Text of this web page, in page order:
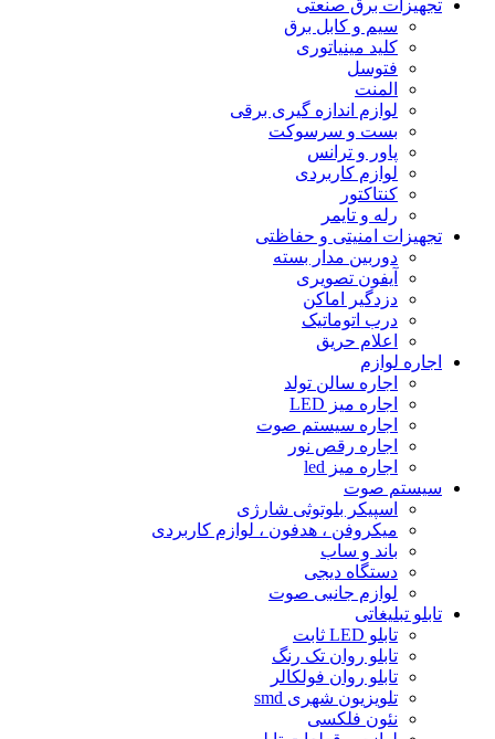
تجهیزات برق صنعتی
سیم و کابل برق
کلید مینیاتورى
فتوسل
المنت
لوازم اندازه گیرى برقى
بست و سرسوکت
پاور و ترانس
لوازم کاربردی
کنتاکتور
رله و تایمر
تجهیزات امنیتى و حفاظتی
دوربین مدار بسته
آیفون تصویری
دزدگیر اماکن
درب اتوماتیک
اعلام حریق
اجاره لوازم
اجاره سالن تولد
اجاره میز LED
اجاره سیستم صوت
اجاره رقص نور
اجاره میز led
سیستم صوت
اسپیکر بلوتوثى شارژى
میکروفن ، هدفون ، لوازم کاربردى
باند و ساب
دستگاه دیجى
لوازم جانبی صوت
تابلو تبلیغاتى
تابلو LED ثابت
تابلو روان تک رنگ
تابلو روان فولکالر
تلویزیون شهرى smd
نئون فلکسی